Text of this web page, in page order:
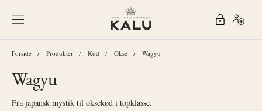
Forside Produkter Kød Okse Wagyu
Wagyu
Fra japansk mystik til oksekød i topklasse.